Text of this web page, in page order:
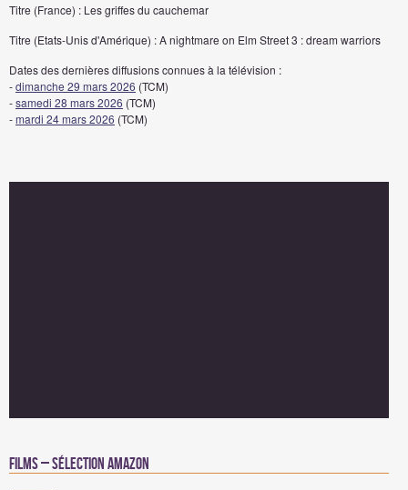
Titre (France) : Les griffes du cauchemar
Titre (Etats-Unis d'Amérique) : A nightmare on Elm Street 3 : dream warriors
Dates des dernières diffusions connues à la télévision :
-dimanche 29 mars 2026 (TCM)
-samedi 28 mars 2026 (TCM)
-mardi 24 mars 2026 (TCM)
Films – Sélection Amazon